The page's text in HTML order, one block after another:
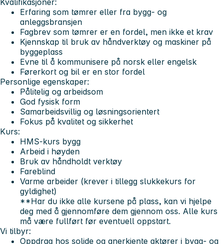
Kvalifikasjoner:
Erfaring som tømrer eller fra bygg- og
anleggsbransjen
Fagbrev som tømrer er en fordel, men ikke et krav
Kjennskap til bruk av håndverktøy og maskiner på
byggeplass
Evne til å kommunisere på norsk eller engelsk
Førerkort og bil er en stor fordel
Personlige egenskaper:
Pålitelig og arbeidsom
God fysisk form
Samarbeidsvillig og løsningsorientert
Fokus på kvalitet og sikkerhet
Kurs:
HMS-kurs bygg
Arbeid i høyden
Bruk av håndholdt verktøy
Fareblind
Varme arbeider (krever i tillegg slukkekurs for
gyldighet)
**Har du ikke alle kursene på plass, kan vi hjelpe
deg med å gjennomføre dem gjennom oss. Alle kurs
må være fullført før eventuell oppstart.
Vi tilbyr:
Oppdrag hos solide og anerkjente aktører i bygg- og